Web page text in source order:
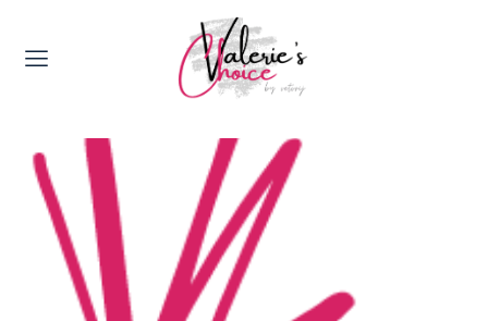
Valerie's Topics
Travel & Culture
Food & Drinks
Happyness & Opmerkelijk
Lifestyle, Sport & Duurzaamheid
Gadgets & Tech
Top 5 van Valerie